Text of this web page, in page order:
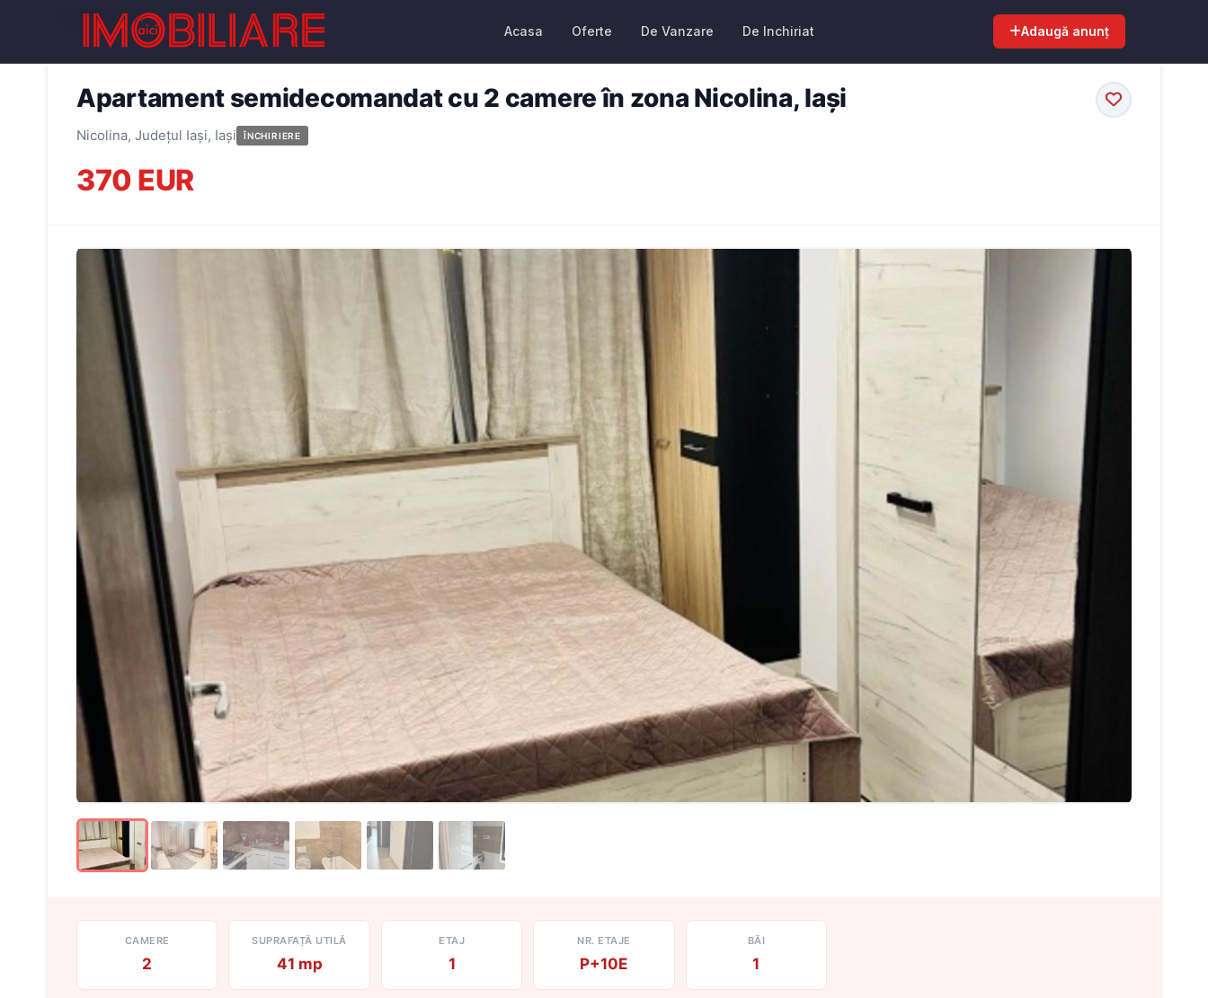
Acasa Oferte De Vanzare De Inchiriat Adaugă anunț
← Înapoi la oferte
Apartament semidecomandat cu 2 camere în zona Nicolina, Iași
Nicolina, Județul Iași, Iași ÎNCHIRIERE
370 EUR
CAMERE
2
SUPRAFAȚĂ UTILĂ
41 mp
ETAJ
1
NR. ETAJE
P+10E
BĂI
1